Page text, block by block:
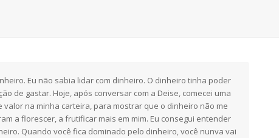
Eu não sabia lidar com dinheiro. O dinheiro tinha poder
de gastar. Hoje, após conversar com a Deise, comecei uma
na minha carteira, para mostrar que o dinheiro não me
a florescer, a frutificar mais em mim. Eu consegui entender
Quando você fica dominado pelo dinheiro, você nunva vai